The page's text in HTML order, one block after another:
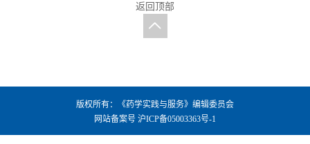
返回顶部
版权所有：《药学实践与服务》编辑委员会
网站备案号 沪ICP备05003363号-1